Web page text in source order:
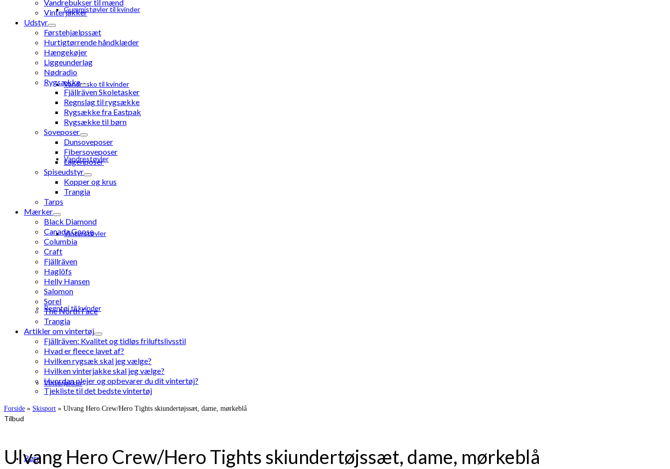
Gummistøvler til kvinder
Vandresko til kvinder
Vandrestøvler
Vinterstøvler
Regntøj til kvinder
Vinterjakker
Børn
Vandrebukser til mænd
Vinterjakker
Udstyr
Førstehjælpssæt
Hurtigtørrende håndklæder
Hængekøjer
Liggeunderlag
Nødradio
Rygsække
Fjällräven Skoletasker
Regnslag til rygsække
Rygsække fra Eastpak
Rygsække til børn
Soveposer
Dunsoveposer
Fibersoveposer
Lagenposer
Spiseudstyr
Kopper og krus
Trangia
Tarps
Mærker
Black Diamond
Canada Goose
Columbia
Craft
Fjällräven
Haglöfs
Helly Hansen
Salomon
Sorel
The North Face
Trangia
Artikler om vintertøj
Fjällräven: Kvalitet og tidløs friluftslivsstil
Hvad er fleece lavet af?
Hvilken rygsæk skal jeg vælge?
Hvilken vinterjakke skal jeg vælge?
Hvordan plejer og opbevarer du dit vintertøj?
Tjekliste til det bedste vintertøj
Forside » Skisport » Ulvang Hero Crew/Hero Tights skiundertøjssæt, dame, mørkeblå
Tilbud
Ulvang Hero Crew/Hero Tights skiundertøjssæt, dame, mørkeblå